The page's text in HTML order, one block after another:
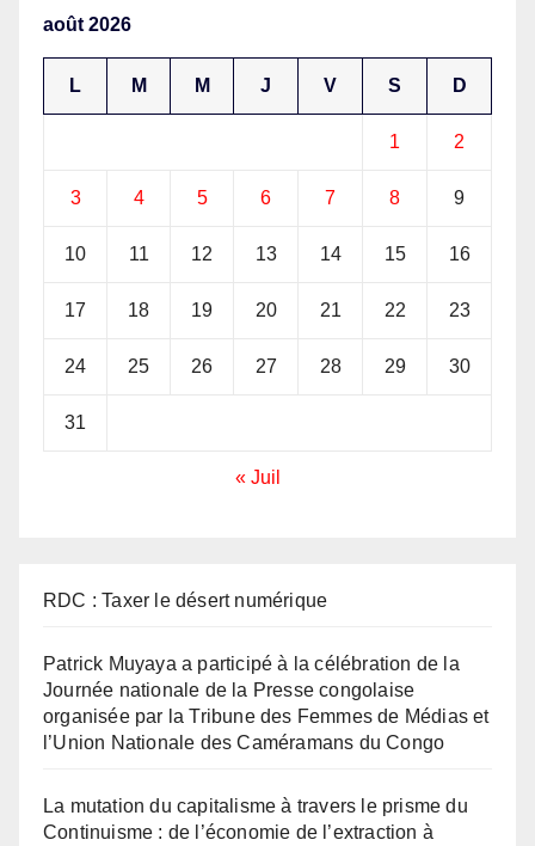
août 2026
L M M J V S D
1 2
3 4 5 6 7 8 9
10 11 12 13 14 15 16
17 18 19 20 21 22 23
24 25 26 27 28 29 30
31
« Juil
RDC : Taxer le désert numérique
Patrick Muyaya a participé à la célébration de la
Journée nationale de la Presse congolaise
organisée par la Tribune des Femmes de Médias et
l’Union Nationale des Caméramans du Congo
La mutation du capitalisme à travers le prisme du
Continuisme : de l’économie de l’extraction à